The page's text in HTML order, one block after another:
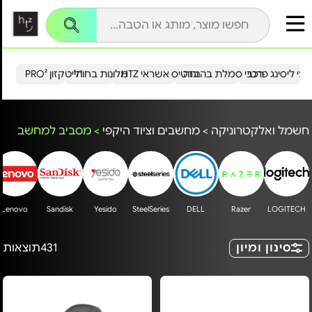
הייטקזון PRO²מלונות בחו"ל כרטיס אשראי HTZ ליסינג פרטירכבי סמלת בהנחה
חשמל ואלקטרוניקה > מחשבים וציוד היקפי > מסביב למחשב
LOGITECH
Razer
DELL
SteelSeries
Yesido
Sandisk
Lenovo
סינון ומיון 431תוצאות